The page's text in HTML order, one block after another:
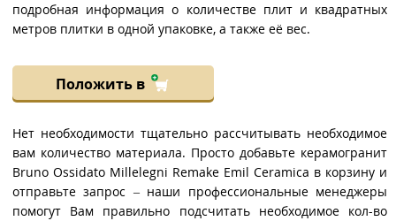
подробная информация о количестве плит и квадратных
метров плитки в одной упаковке, а также её вес.
Положить в
Нет необходимости тщательно рассчитывать необходимое
вам количество материала. Просто добавьте керамогранит
Bruno Ossidato Millelegni Remake Emil Ceramica в корзину и
отправьте запрос – наши профессиональные менеджеры
помогут Вам правильно подсчитать необходимое кол-во